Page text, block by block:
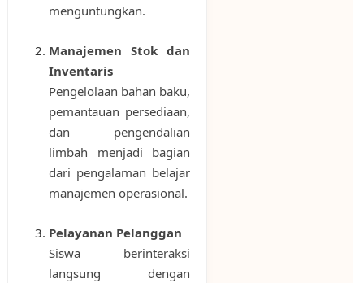
menguntungkan.
Manajemen Stok dan
Inventaris
Pengelolaan bahan baku,
pemantauan persediaan,
dan pengendalian
limbah menjadi bagian
dari pengalaman belajar
manajemen operasional.
Pelayanan Pelanggan
Siswa berinteraksi
langsung dengan